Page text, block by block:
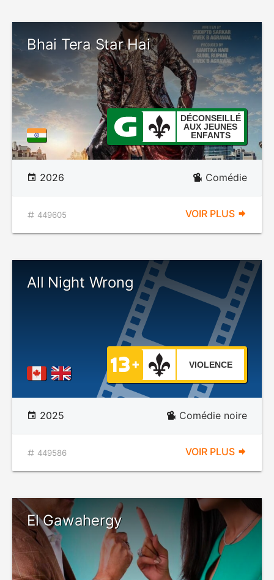
Bhai Tera Star Hai
DÉCONSEILLÉ
AUX JEUNES
ENFANTS
2026 Comédie
449605 VOIR PLUS
All Night Wrong
VIOLENCE
2025 Comédie noire
449586 VOIR PLUS
El Gawahergy